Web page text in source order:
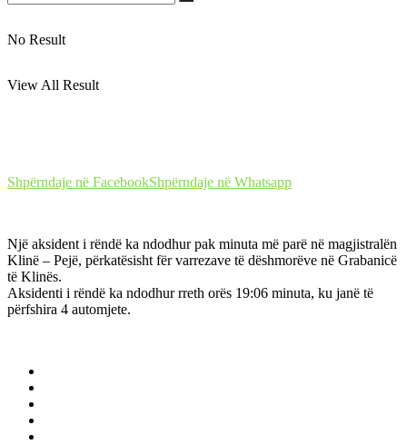
No Result
View All Result
Shpërndaje në FacebookShpërndaje në Whatsapp
Një aksident i rëndë ka ndodhur pak minuta më parë në magjistralën
Klinë – Pejë, përkatësisht fër varrezave të dëshmorëve në Grabanicë
të Klinës.
Aksidenti i rëndë ka ndodhur rreth orës 19:06 minuta, ku janë të
përfshira 4 automjete.